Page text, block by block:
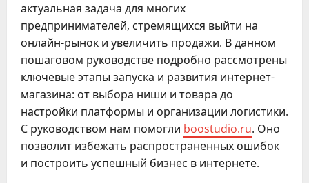
актуальная задача для многих
предпринимателей, стремящихся выйти на
онлайн-рынок и увеличить продажи. В данном
пошаговом руководстве подробно рассмотрены
ключевые этапы запуска и развития интернет-
магазина: от выбора ниши и товара до
настройки платформы и организации логистики.
С руководством нам помогли boostudio.ru. Оно
позволит избежать распространенных ошибок
и построить успешный бизнес в интернете.